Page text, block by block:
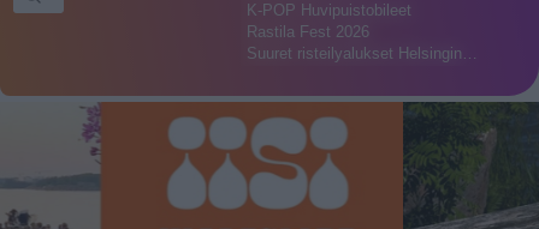
K-POP Huvipuistobileet
Rastila Fest 2026
Suuret risteilyalukset Helsingin…